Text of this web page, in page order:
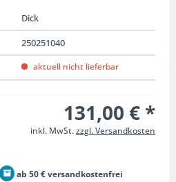
Dick
250251040
aktuell nicht lieferbar
131,00 € *
inkl. MwSt.zzgl. Versandkosten
ab 50 € versandkostenfrei